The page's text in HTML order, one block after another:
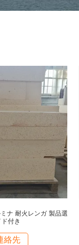
ナ 耐火レンガ 製品選
付き
絡先